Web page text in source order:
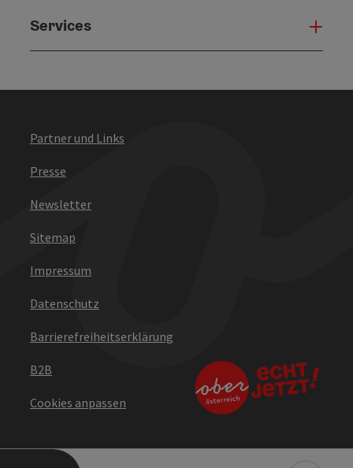
Services
Partner und Links
Presse
Newsletter
Sitemap
Impressum
Datenschutz
Barrierefreiheitserklärung
B2B
Cookies anpassen